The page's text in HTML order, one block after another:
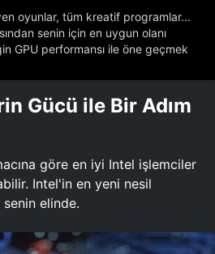
oyunlar, tüm kreatif programlar...
senin için en uygun olanı
GPU performansı ile öne geçmek
Gücü ile Bir Adım
göre en iyi Intel işlemciler
Intel'in en yeni nesil
elinde.